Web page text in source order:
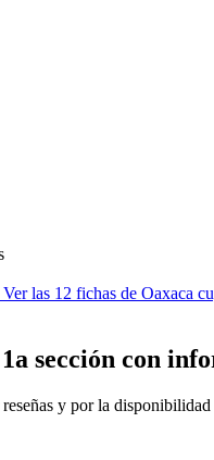
Ver las 12 fichas de Oaxaca
sección con
y por la